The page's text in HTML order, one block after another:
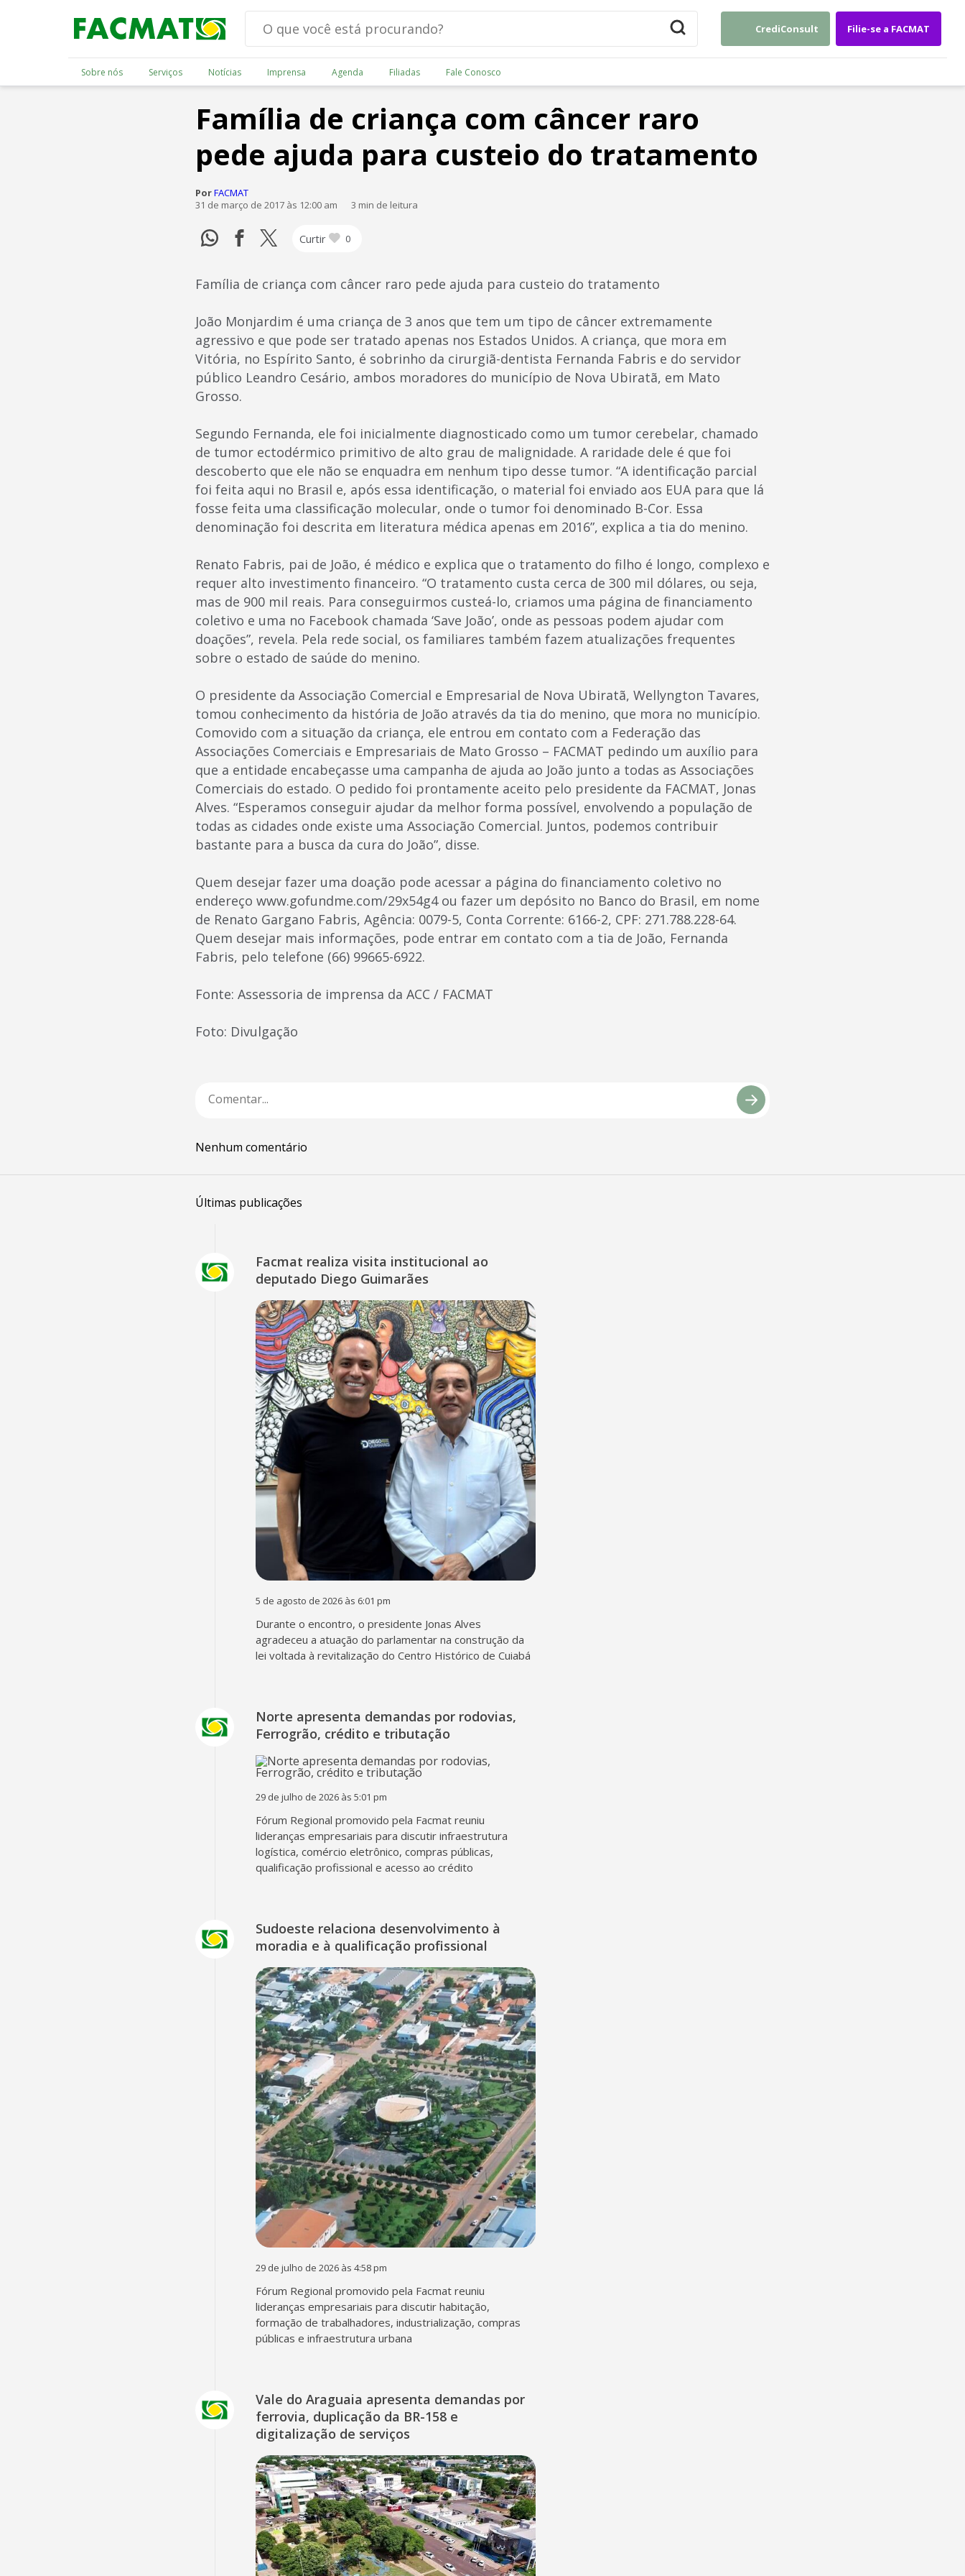
CrediConsult Filie-se a FACMAT
Sobre nós Serviços Notícias Imprensa Agenda Filiadas Fale Conosco
Família de criança com câncer raro
pede ajuda para custeio do tratamento
PorFACMAT
31 de março de 2017 às 12:00 am
3 min de leitura
Curtir 0
Família de criança com câncer raro pede ajuda para custeio do tratamento
João Monjardim é uma criança de 3 anos que tem um tipo de câncer extremamente
agressivo e que pode ser tratado apenas nos Estados Unidos. A criança, que mora em
Vitória, no Espírito Santo, é sobrinho da cirurgiã-dentista Fernanda Fabris e do servidor
público Leandro Cesário, ambos moradores do município de Nova Ubiratã, em Mato
Grosso.
Segundo Fernanda, ele foi inicialmente diagnosticado como um tumor cerebelar, chamado
de tumor ectodérmico primitivo de alto grau de malignidade. A raridade dele é que foi
descoberto que ele não se enquadra em nenhum tipo desse tumor. “A identificação parcial
foi feita aqui no Brasil e, após essa identificação, o material foi enviado aos EUA para que lá
fosse feita uma classificação molecular, onde o tumor foi denominado B-Cor. Essa
denominação foi descrita em literatura médica apenas em 2016”, explica a tia do menino.
Renato Fabris, pai de João, é médico e explica que o tratamento do filho é longo, complexo e
requer alto investimento financeiro. “O tratamento custa cerca de 300 mil dólares, ou seja,
mas de 900 mil reais. Para conseguirmos custeá-lo, criamos uma página de financiamento
coletivo e uma no Facebook chamada ‘Save João’, onde as pessoas podem ajudar com
doações”, revela. Pela rede social, os familiares também fazem atualizações frequentes
sobre o estado de saúde do menino.
O presidente da Associação Comercial e Empresarial de Nova Ubiratã, Wellyngton Tavares,
tomou conhecimento da história de João através da tia do menino, que mora no município.
Comovido com a situação da criança, ele entrou em contato com a Federação das
Associações Comerciais e Empresariais de Mato Grosso – FACMAT pedindo um auxílio para
que a entidade encabeçasse uma campanha de ajuda ao João junto a todas as Associações
Comerciais do estado. O pedido foi prontamente aceito pelo presidente da FACMAT, Jonas
Alves. “Esperamos conseguir ajudar da melhor forma possível, envolvendo a população de
todas as cidades onde existe uma Associação Comercial. Juntos, podemos contribuir
bastante para a busca da cura do João”, disse.
Quem desejar fazer uma doação pode acessar a página do financiamento coletivo no
endereço www.gofundme.com/29x54g4 ou fazer um depósito no Banco do Brasil, em nome
de Renato Gargano Fabris, Agência: 0079-5, Conta Corrente: 6166-2, CPF: 271.788.228-64.
Quem desejar mais informações, pode entrar em contato com a tia de João, Fernanda
Fabris, pelo telefone (66) 99665-6922.
Fonte: Assessoria de imprensa da ACC / FACMAT
Foto: Divulgação
Nenhum comentário
Últimas publicações
Facmat realiza visita institucional ao
deputado Diego Guimarães
5 de agosto de 2026 às 6:01 pm
Durante o encontro, o presidente Jonas Alves
agradeceu a atuação do parlamentar na construção da
lei voltada à revitalização do Centro Histórico de Cuiabá
Norte apresenta demandas por rodovias,
Ferrogrão, crédito e tributação
29 de julho de 2026 às 5:01 pm
Fórum Regional promovido pela Facmat reuniu
lideranças empresariais para discutir infraestrutura
logística, comércio eletrônico, compras públicas,
qualificação profissional e acesso ao crédito
Sudoeste relaciona desenvolvimento à
moradia e à qualificação profissional
29 de julho de 2026 às 4:58 pm
Fórum Regional promovido pela Facmat reuniu
lideranças empresariais para discutir habitação,
formação de trabalhadores, industrialização, compras
públicas e infraestrutura urbana
Vale do Araguaia apresenta demandas por
ferrovia, duplicação da BR-158 e
digitalização de serviços